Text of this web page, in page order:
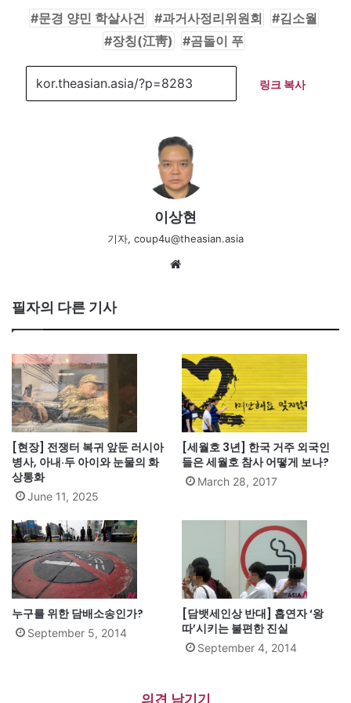
문경 양민 학살사건 과거사정리위원회
김소월
장칭(江靑)
곰돌이 푸
링크 복사
이상현
기자, coup4u@theasian.asia
필자의 다른 기사
[현장] 전쟁터 복귀 앞둔 러시아
병사, 아내·두 아이와 눈물의 화
상통화
June 11, 2025
[세월호 3년] 한국 거주 외국인
들은 세월호 참사 어떻게 보나?
March 28, 2017
누구를 위한 담배소송인가?
September 5, 2014
[담뱃세인상 반대] 흡연자 ‘왕
따’시키는 불편한 진실
September 4, 2014
의견 남기기